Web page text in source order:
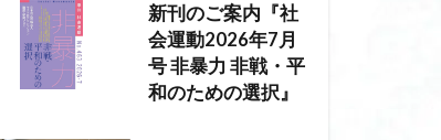
新刊のご案内『社
会運動2026年7月
号 非暴力 非戦・平
和のための選択』